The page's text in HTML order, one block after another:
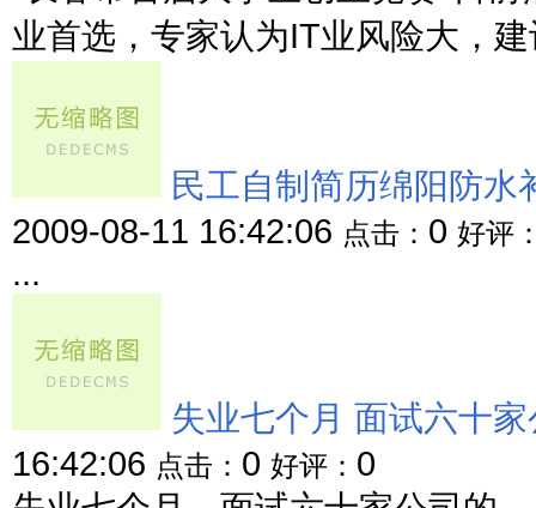
业首选，专家认为IT业风险大，
民工自制简历绵阳防水
2009-08-11 16:42:06 点击： 0 好评
...
失业七个月 面试六十
16:42:06 点击： 0 好评： 0